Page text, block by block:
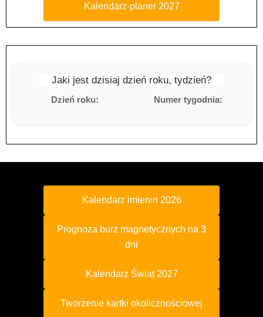
Kalendarz-planer 2027
Jaki jest dzisiaj dzień roku, tydzień?
Dzień roku: Numer tygodnia:
Kalendarz imienin 2026
Prognoza burz magnetycznych na 3
dni
Kalendarz Świat 2027
Tworzenie kartki okolicznościowej